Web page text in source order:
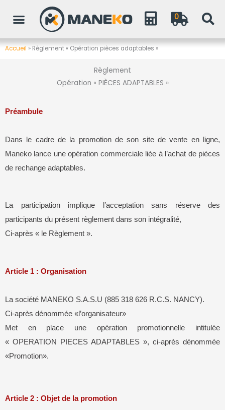
0
Accueil » Règlement « Opération pièces adaptables »
Règlement
Opération « PIÈCES ADAPTABLES »
Préambule
Dans le cadre de la promotion de son site de vente en ligne,
Maneko lance une opération commerciale liée à l’achat de pièces
de rechange adaptables.
La participation implique l’acceptation sans réserve des
participants du présent règlement dans son intégralité,
Ci-après « le Règlement ».
Article 1 : Organisation
La société MANEKO S.A.S.U (885 318 626 R.C.S. NANCY).
Ci-après dénommée «l’organisateur»
Met en place une opération promotionnelle intitulée
« OPERATION PIECES ADAPTABLES », ci-après dénommée
«Promotion».
Article 2 : Objet de la promotion